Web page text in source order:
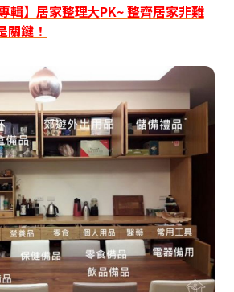
輯】居家整理大PK~整齊居家非難
關鍵！